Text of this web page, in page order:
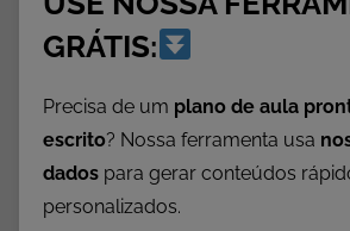
a
s
,
a
GRÁTIS:
Precisa de um plano de aula
escrito? Nossa ferramenta usa
dados para gerar conteúdos
personalizados.